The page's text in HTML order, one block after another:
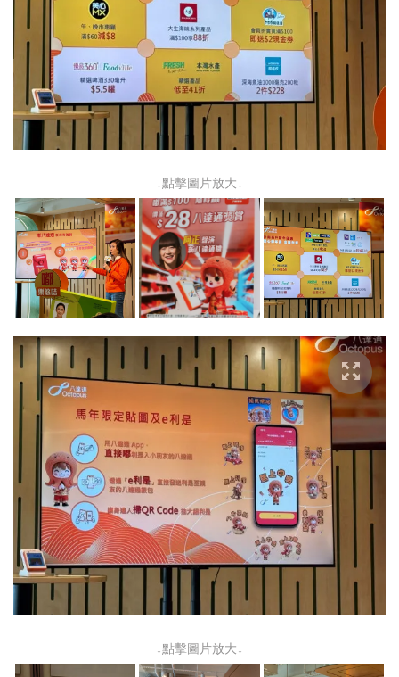
↓點擊圖片放大↓
↓點擊圖片放大↓